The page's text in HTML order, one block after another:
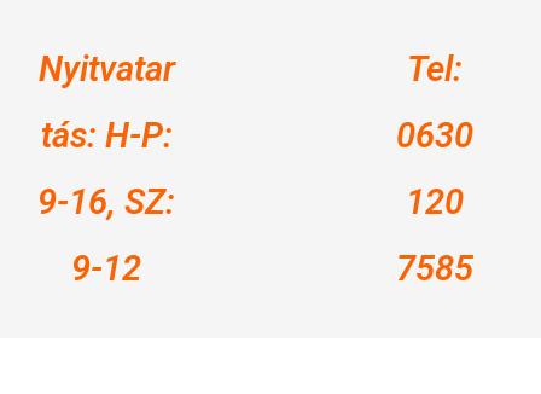
Nyitvatar
tás: H-P:
9-16, SZ:
9-12
Tel:
0630
120
7585